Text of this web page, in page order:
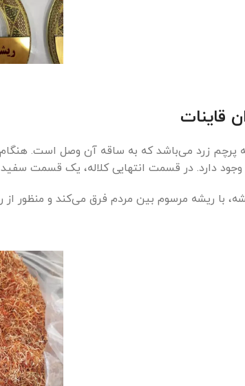
قاینات
زرد می‌باشد که به ساقه آن وصل است.
دارد. در قسمت انتهایی کلاله، یک قسمت
با ریشه مرسوم بین مردم فرق می‌کند و منظور